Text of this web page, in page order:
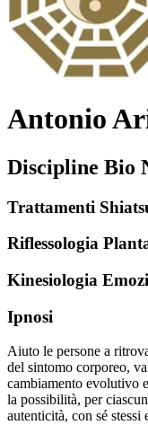
Antonio
Discipline Bio
Trattamenti
Riflessologia
Kinesiologia
Ipnosi
Aiuto le persone a
del sintomo corporeo,
cambiamento evolutivo
la possibilità, per
autenticità, con sé